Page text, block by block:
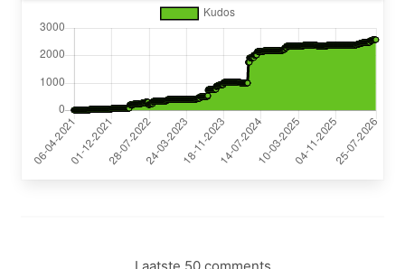
Laatste 50 comments